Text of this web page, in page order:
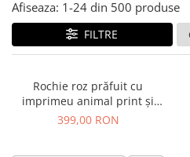
Tricouri si topuri
Rochii de eveniment
Afiseaza: 1-24 din 500 produse
FILTRE
Rochie roz prăfuit cu
imprimeu animal print și
curea
399,00 RON